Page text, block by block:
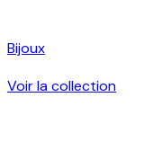
Bijoux
Voir la collection